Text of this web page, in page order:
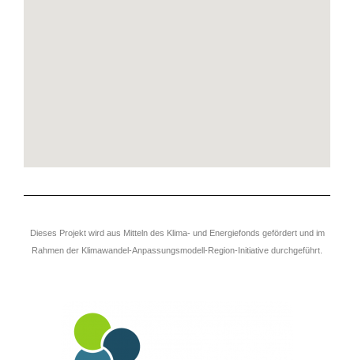
Dieses Projekt wird aus Mitteln des Klima- und Energiefonds gefördert und im
Rahmen der Klimawandel-Anpassungsmodell-Region-Initiative durchgeführt.